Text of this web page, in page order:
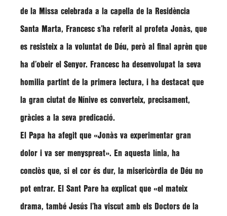
de la Missa celebrada a la capella de la Residència
Santa Marta, Francesc s’ha referit al profeta Jonàs, que
es resisteix a la voluntat de Déu, però al final aprèn que
ha d’obeir el Senyor. Francesc ha desenvolupat la seva
homilia partint de la primera lectura, i ha destacat que
la gran ciutat de Nínive es converteix, precisament,
gràcies a la seva predicació.
El Papa ha afegit que «Jonàs va experimentar gran
dolor i va ser menyspreat». En aquesta línia, ha
conclòs que, si el cor és dur, la misericòrdia de Déu no
pot entrar. El Sant Pare ha explicat que «el mateix
drama, també Jesús l’ha viscut amb els Doctors de la